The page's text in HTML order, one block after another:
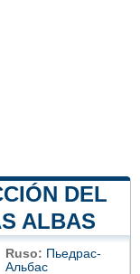
DEL
ALBAS
Ruso: Пьедрас-
Альбас